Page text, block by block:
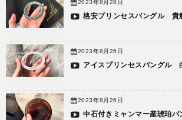
2023年8月28日
格安プリンセスバングル 貴
2023年8月26日
アイスプリンセスバングル
2023年8月26日
中石付きミャンマー産琥珀